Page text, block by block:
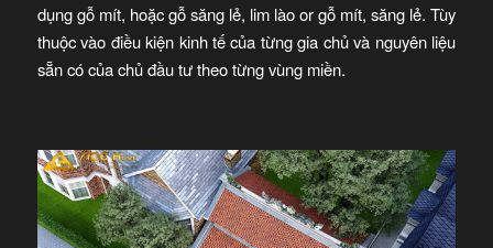
dụng gỗ mít, hoặc gỗ săng lẻ, lim lào or gỗ mít, săng lẻ. Tùy
thuộc vào điều kiện kinh tế của từng gia chủ và nguyên liệu
sẵn có của chủ đầu tư theo từng vùng miền.